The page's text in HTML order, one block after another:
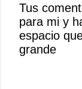
u
n
c
o
Tus
para mi y
espacio
grande